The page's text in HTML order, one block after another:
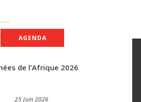
de l’Afrique 2026
25 Juin 2026
AGENDA